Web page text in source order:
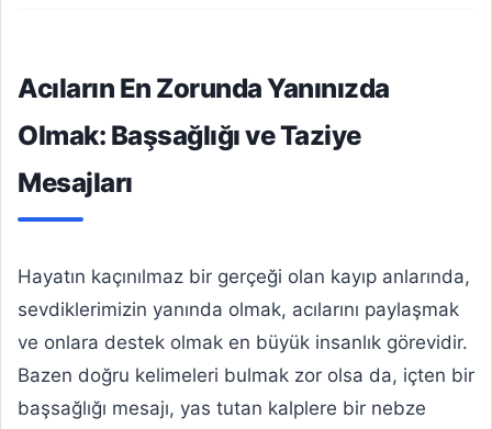
Acıların En Zorunda Yanınızda
Olmak: Başsağlığı ve Taziye
Mesajları
Hayatın kaçınılmaz bir gerçeği olan kayıp anlarında,
sevdiklerimizin yanında olmak, acılarını paylaşmak
ve onlara destek olmak en büyük insanlık görevidir.
Bazen doğru kelimeleri bulmak zor olsa da, içten bir
başsağlığı mesajı, yas tutan kalplere bir nebze